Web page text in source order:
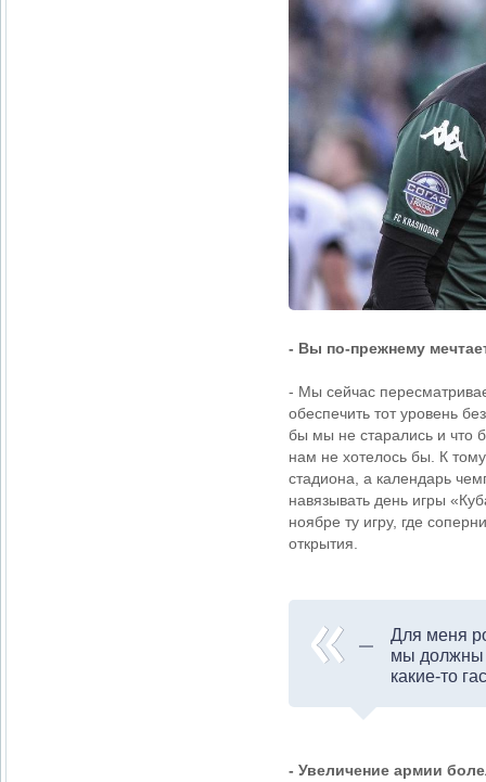
- Вы по-прежнему
- Мы сейчас
обеспечить тот уровень
бы мы не старались и что
нам не хотелось бы. К
стадиона, а календарь
навязывать день игры
ноябре ту игру, где
открытия.
Для меня
мы должны
какие-то
- Увеличение армии